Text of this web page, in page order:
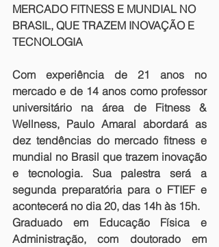
MERCADO FITNESS E MUNDIAL NO
BRASIL, QUE TRAZEM INOVAÇÃO E
TECNOLOGIA
Com experiência de 21 anos no
mercado e de 14 anos como professor
universitário na área de Fitness &
Wellness, Paulo Amaral abordará as
dez tendências do mercado fitness e
mundial no Brasil que trazem inovação
e tecnologia. Sua palestra será a
segunda preparatória para o FTIEF e
Graduado em Educação Física e
Administração, com doutorado em